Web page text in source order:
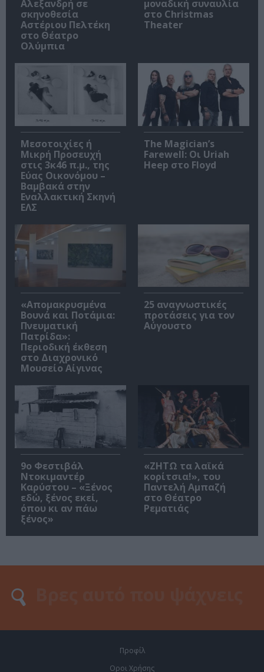
Αλεξανδρή σε
σκηνοθεσία
Αστέριου Πελτέκη
στο Θέατρο
Ολύμπια
μοναδική συναυλία
στο Christmas
Theater
Μεσοτοιχίες ή
Μικρή Προσευχή
στις 3κ46 π.μ., της
Εύας Οικονόμου –
Βαμβακά στην
Εναλλακτική Σκηνή
ΕΛΣ
The Magician’s
Farewell: Οι Uriah
Heep στο Floyd
«Απομακρυσμένα
Βουνά και Ποτάμια:
Πνευματική
Πατρίδα»:
Περιοδική έκθεση
στο Διαχρονικό
Μουσείο Αίγινας
25 αναγνωστικές
προτάσεις για τον
Αύγουστο
9ο Φεστιβάλ
Ντοκιμαντέρ
Καρύστου – «Ξένος
εδώ, ξένος εκεί,
όπου κι αν πάω
ξένος»
«ΖΗΤΩ τα λαϊκά
κορίτσια!», του
Παντελή Αμπαζή
στο Θέατρο
Ρεματιάς
Προφίλ
Οροι Χρήσης